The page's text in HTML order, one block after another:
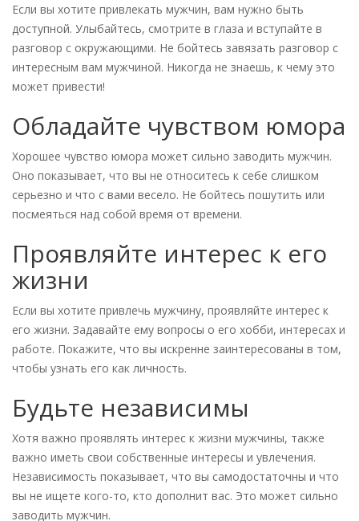
Если вы хотите привлекать мужчин, вам нужно быть
доступной. Улыбайтесь, смотрите в глаза и вступайте в
разговор с окружающими. Не бойтесь завязать разговор с
интересным вам мужчиной. Никогда не знаешь, к чему это
может привести!
Обладайте чувством юмора
Хорошее чувство юмора может сильно заводить мужчин.
Оно показывает, что вы не относитесь к себе слишком
серьезно и что с вами весело. Не бойтесь пошутить или
посмеяться над собой время от времени.
Проявляйте интерес к его
жизни
Если вы хотите привлечь мужчину, проявляйте интерес к
его жизни. Задавайте ему вопросы о его хобби, интересах и
работе. Покажите, что вы искренне заинтересованы в том,
чтобы узнать его как личность.
Будьте независимы
Хотя важно проявлять интерес к жизни мужчины, также
важно иметь свои собственные интересы и увлечения.
Независимость показывает, что вы самодостаточны и что
вы не ищете кого-то, кто дополнит вас. Это может сильно
заводить мужчин.